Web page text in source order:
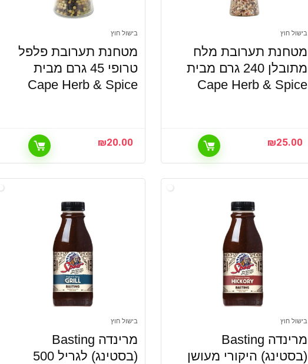
בישול חוץ
מטחנת תערובת מלח
מתובלן 240 גרם מבית
Cape Herb & Spice
₪25.00
בישול חוץ
מטחנת תערובת פלפל
טרופי 45 גרם מבית
Cape Herb & Spice
₪20.00
בישול חוץ
מרינדה Basting
(בסטינג) היקורי מעושן
בישול חוץ
מרינדה Basting
(בסטינג) לגריל 500